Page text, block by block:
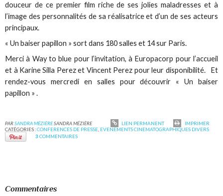
douceur de ce premier film riche de ses jolies maladresses et à
l’image des personnalités de sa réalisatrice et d’un de ses acteurs
principaux.
« Un baiser papillon » sort dans 180 salles et 14 sur Paris.
Merci à Way to blue pour l’invitation, à Europacorp pour l’accueil
et à Karine Silla Perez et Vincent Perez pour leur disponibilité. Et
rendez-vous mercredi en salles pour découvrir « Un baiser
papillon » .
PARSANDRA MÉZIÈRESANDRA MÉZIÈRE LIEN PERMANENT
IMPRIMER
CATÉGORIES :CONFERENCES DE PRESSE EVENEMENTS CINEMATOGRAPHIQUES DIVERS
3 COMMENTAIRES
Commentaires